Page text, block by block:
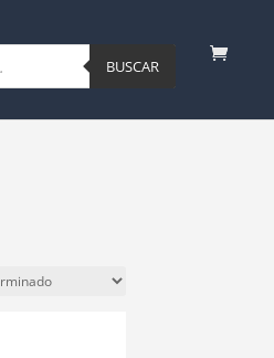
BUSCAR